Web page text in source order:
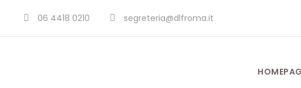
06 4418 0210 segreteria@dlfroma.it